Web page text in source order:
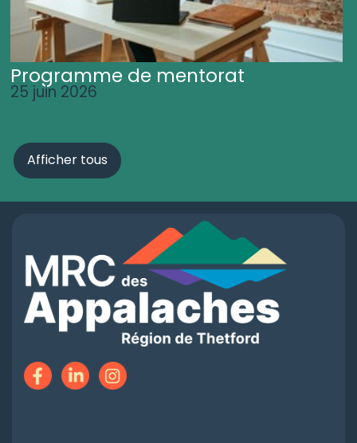
Programme de mentorat
25 juin 2026
Afficher tous